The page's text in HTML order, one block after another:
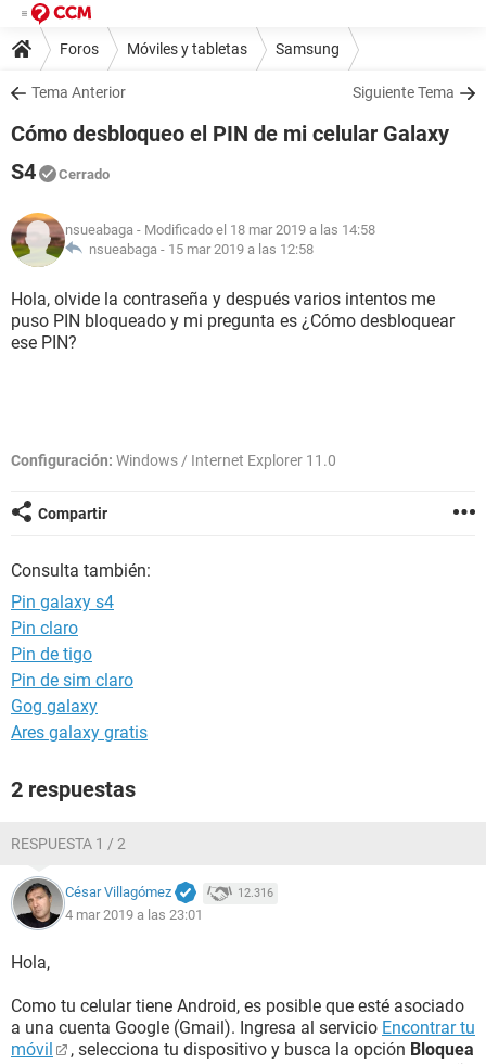
Foros Móviles y tabletas Samsung
Tema Anterior Siguiente Tema
Cómo desbloqueo el PIN de mi celular Galaxy
S4
Cerrado
nsueabaga - Modificado el 18 mar 2019 a las 14:58
nsueabaga - 15 mar 2019 a las 12:58
Hola, olvide la contraseña y después varios intentos me
puso PIN bloqueado y mi pregunta es ¿Cómo desbloquear
ese PIN?
Configuración: Windows / Internet Explorer 11.0
Compartir
Consulta también:
Pin galaxy s4
Pin claro
Pin de tigo
Pin de sim claro
Gog galaxy
Ares galaxy gratis
2 respuestas
RESPUESTA 1 / 2
César Villagómez 12.316
4 mar 2019 a las 23:01
Hola,
Como tu celular tiene Android, es posible que esté asociado
a una cuenta Google (Gmail). Ingresa al servicio Encontrar tu
móvil
, selecciona tu dispositivo y busca la opción Bloquea